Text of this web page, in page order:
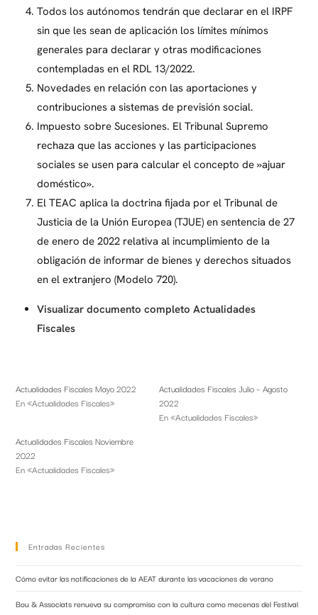
Todos los autónomos tendrán que declarar en el IRPF
sin que les sean de aplicación los límites mínimos
generales para declarar y otras modificaciones
contempladas en el RDL 13/2022.
Novedades en relación con las aportaciones y
contribuciones a sistemas de previsión social.
Impuesto sobre Sucesiones. El Tribunal Supremo
rechaza que las acciones y las participaciones
sociales se usen para calcular el concepto de »ajuar
doméstico».
El TEAC aplica la doctrina fijada por el Tribunal de
Justicia de la Unión Europea (TJUE) en sentencia de 27
de enero de 2022 relativa al incumplimiento de la
obligación de informar de bienes y derechos situados
en el extranjero (Modelo 720).
Visualizar documento completo Actualidades
Fiscales
Actualidades Fiscales Mayo 2022
En «Actualidades Fiscales»
Actualidades Fiscales Julio – Agosto
2022
En «Actualidades Fiscales»
Actualidades Fiscales Noviembre
2022
En «Actualidades Fiscales»
Entradas Recientes
Cómo evitar las notificaciones de la AEAT durante las vacaciones de verano
Bou & Associats renueva su compromiso con la cultura como mecenas del Festival